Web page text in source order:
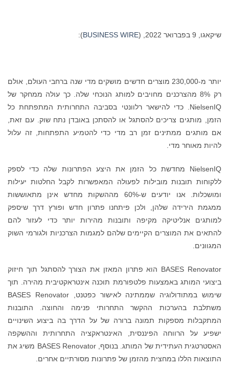
שיקאגו, 9 בפברואר 2022, ( BUSINESS WIRE
):
יותר מ-230,000 מוצרים חדשים מושקים מדי שנה ברחבי העולם, אולם
רק 8% מהצרכנים מחויבים למותג הנוכחי שלה. כך עולה ממחקר של
NielsenIQ. כדי להישאר רלוונטי בסביבה התחרותית המתפתחת כל
הזמן, מותגים צריכים להסתגל או להסתכן באובדן נתח שוק. עם זאת,
אם מותגים ממתינים זמן רב מדי כדי להטמיע התפתחות, זה עלול
להיות מאוחר מדי.
NielsenIQ מחדשת כל הזמן את היצע הפתרונות שלה כדי לספק
ללקוחות תובנות מובילות לפעולה המאפשרות לקבל החלטות יעילות
ומושכלות. אנו יודעים ש-60% מההשקות מחדש אינן מתאוששות
ממגמת הירידה שלהן, ולכן פיתחנו פתרון חדש ופורץ דרך שיספק
למותגים אנליטיקה מקיפה ותובנות מהירות יותר כדי לעזור להם
להתאים את המוצרים הקיימים שלהם למגמות הצרכניות ולגורמי השוק
המגוונים.
BASES Renovator הוא פתרון המאזן את הצורך להסתגל תוך חיזוק
ביצועי המותג באמצעות פלטפורמת תוכנה אינטראקטיבית מהירה. תוך
שימוש במתודולוגיה שממתינה לאישור כפטנט, BASES Renovator
משתלבת בהערכות ההקשר התחרותי פנימה והחוצה. התובנות
המתקבלות מספקות תמונה ברורה של על הדרך בה ביצוע השינויים
ישפיע על הרווחה הפיננסית, האינטראקציה התחרותית וההשקפה
האסטרטגית העתידית של המותג. בנוסף, BASES Renovator משיג את
התוצאות הללו במחצית מהזמן של פתרונות מסורתיים אחרים.